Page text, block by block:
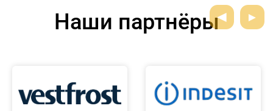
Наши партнёры